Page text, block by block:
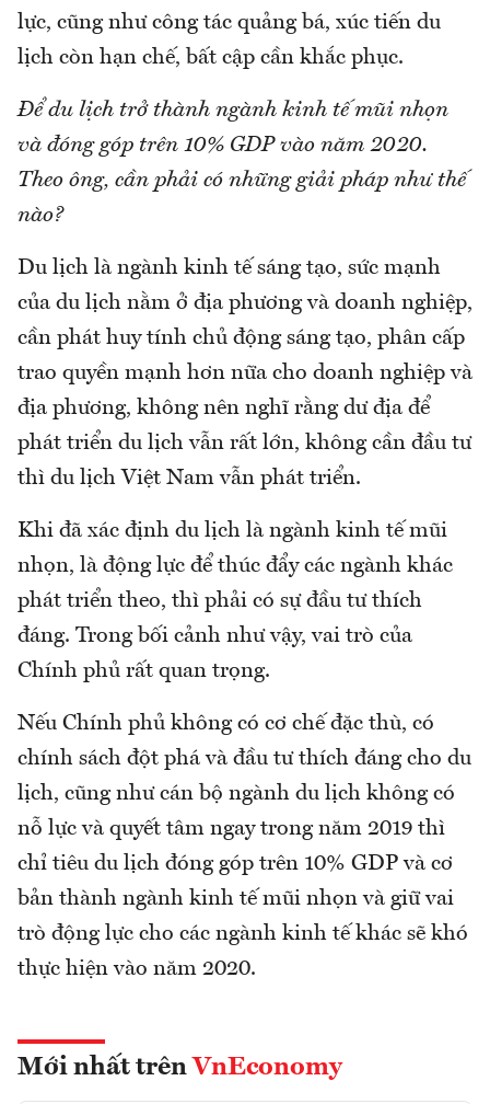
lực, cũng như công tác quảng bá, xúc tiến du
lịch còn hạn chế, bất cập cần khắc phục.
Để du lịch trở thành ngành kinh tế mũi nhọn
và đóng góp trên 10% GDP vào năm 2020.
Theo ông, cần phải có những giải pháp như thế
nào?
Du lịch là ngành kinh tế sáng tạo, sức mạnh
của du lịch nằm ở địa phương và doanh nghiệp,
cần phát huy tính chủ động sáng tạo, phân cấp
trao quyền mạnh hơn nữa cho doanh nghiệp và
địa phương, không nên nghĩ rằng dư địa để
phát triển du lịch vẫn rất lớn, không cần đầu tư
thì du lịch Việt Nam vẫn phát triển.
Khi đã xác định du lịch là ngành kinh tế mũi
nhọn, là động lực để thúc đẩy các ngành khác
phát triển theo, thì phải có sự đầu tư thích
đáng. Trong bối cảnh như vậy, vai trò của
Chính phủ rất quan trọng.
Nếu Chính phủ không có cơ chế đặc thù, có
chính sách đột phá và đầu tư thích đáng cho du
lịch, cũng như cán bộ ngành du lịch không có
nỗ lực và quyết tâm ngay trong năm 2019 thì
chỉ tiêu du lịch đóng góp trên 10% GDP và cơ
bản thành ngành kinh tế mũi nhọn và giữ vai
trò động lực cho các ngành kinh tế khác sẽ khó
thực hiện vào năm 2020.
Mới nhất trên VnEconomy